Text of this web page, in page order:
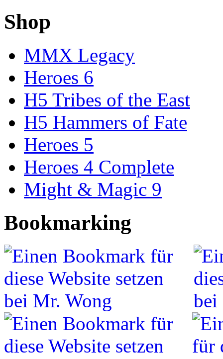
Shop
MMX Legacy
Heroes 6
H5 Tribes of the East
H5 Hammers of Fate
Heroes 5
Heroes 4 Complete
Might & Magic 9
Bookmarking